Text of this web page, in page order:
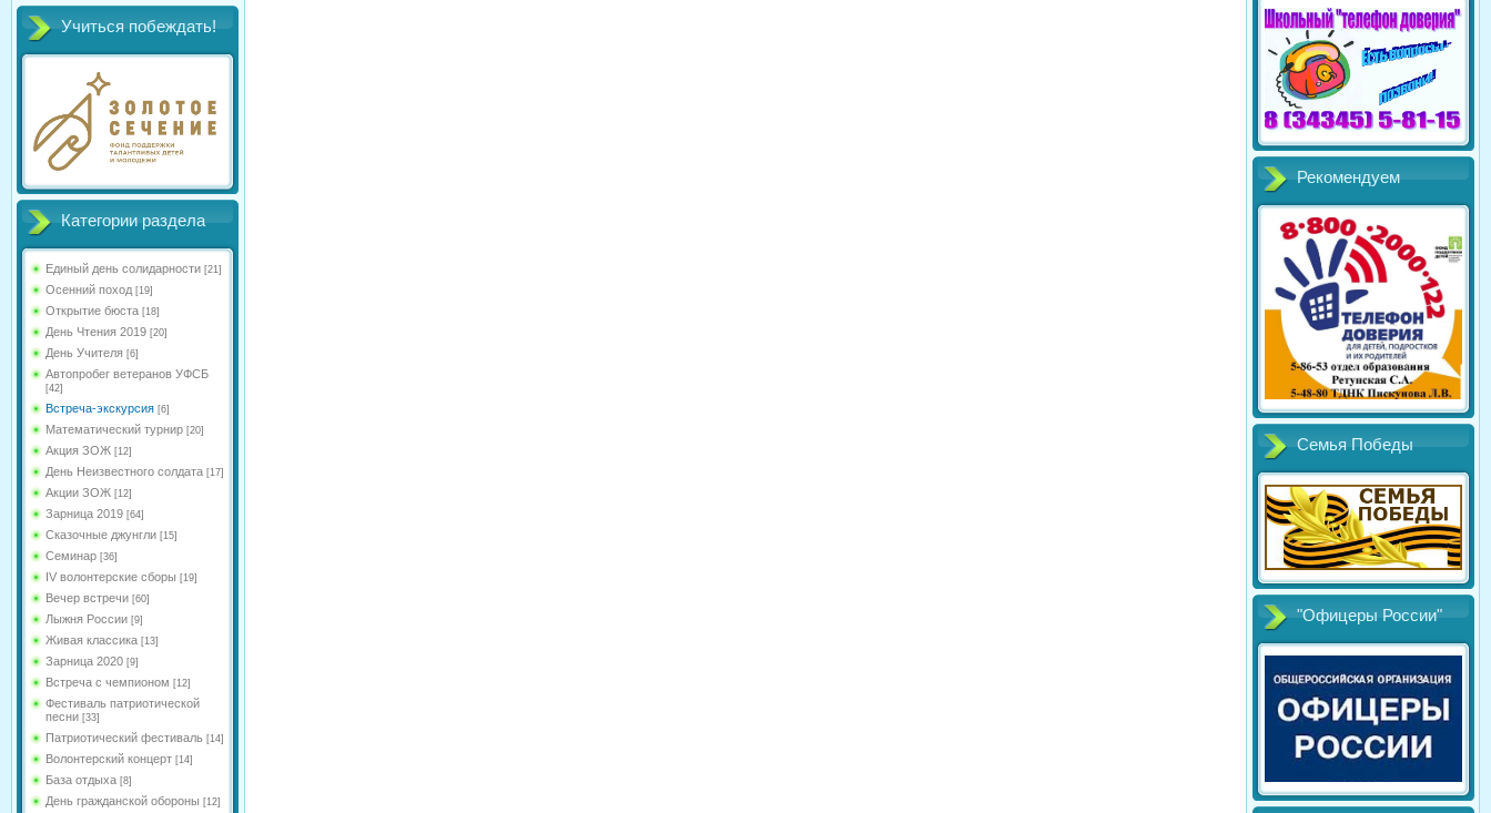
Учиться побеждать!
Категории раздела
Единый день солидарности [21]
Осенний поход [19]
Открытие бюста [18]
День Чтения 2019 [20]
День Учителя [6]
Автопробег ветеранов УФСБ
[42]
Встреча-экскурсия [6]
Математический турнир [20]
Акция ЗОЖ [12]
День Неизвестного солдата [17]
Акции ЗОЖ [12]
Зарница 2019 [64]
Сказочные джунгли [15]
Семинар [36]
IV волонтерские сборы [19]
Вечер встречи [60]
Лыжня России [9]
Живая классика [13]
Зарница 2020 [9]
Встреча с чемпионом [12]
Фестиваль патриотической
песни [33]
Патриотический фестиваль [14]
Волонтерский концерт [14]
База отдыха [8]
День гражданской обороны [12]
Рекомендуем
Семья Победы
"Офицеры России"